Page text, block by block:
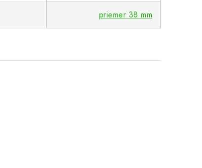
priemer 38 mm